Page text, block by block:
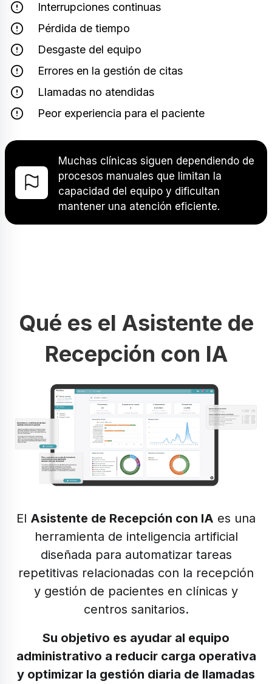
Interrupciones continuas
Pérdida de tiempo
Desgaste del equipo
Errores en la gestión de citas
Llamadas no atendidas
Peor experiencia para el paciente
Muchas clínicas siguen dependiendo de
procesos manuales que limitan la
capacidad del equipo y dificultan
mantener una atención eficiente.
Qué es el Asistente de
Recepción con IA
El Asistente de Recepción con IA es una
herramienta de inteligencia artificial
diseñada para automatizar tareas
repetitivas relacionadas con la recepción
y gestión de pacientes en clínicas y
centros sanitarios.
Su objetivo es ayudar al equipo
administrativo a reducir carga operativa
y optimizar la gestión diaria de llamadas